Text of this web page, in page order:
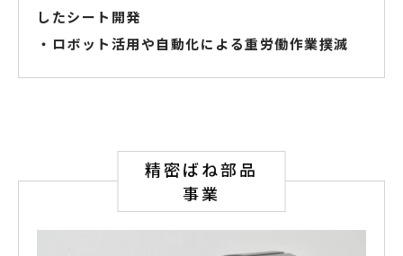
したシート開発
・ロボット活用や自動化による重労働作業撲滅
精密ばね部品
事業